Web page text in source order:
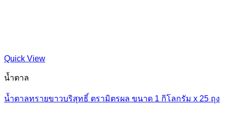
Quick View
น้ำตาล
น้ำตาลทรายขาวบริสุทธิ์ ตรามิตรผล ขนาด 1 กิโลกรัม x 25 ถุง